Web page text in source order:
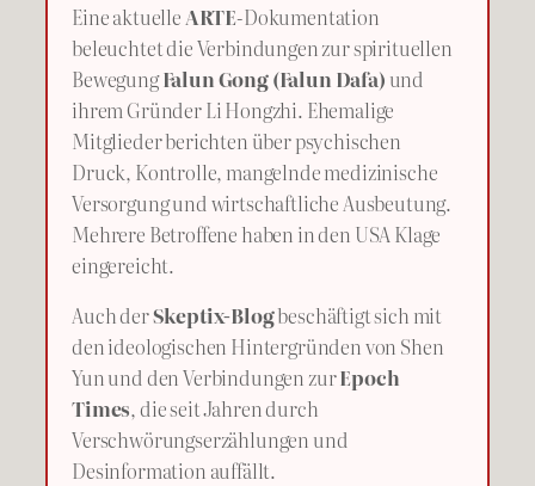
Eine aktuelle ARTE-Dokumentation
beleuchtet die Verbindungen zur spirituellen
BewegungFalun Gong (Falun Dafa) und
ihrem Gründer Li Hongzhi. Ehemalige
Mitglieder berichten über psychischen
Druck, Kontrolle, mangelnde medizinische
Versorgung und wirtschaftliche Ausbeutung.
Mehrere Betroffene haben in den USA Klage
eingereicht.
Auch derSkeptix-Blogbeschäftigt sich mit
den ideologischen Hintergründen von Shen
Yun und den Verbindungen zurEpoch
Times, die seit Jahren durch
Verschwörungserzählungen und
Desinformation auffällt.